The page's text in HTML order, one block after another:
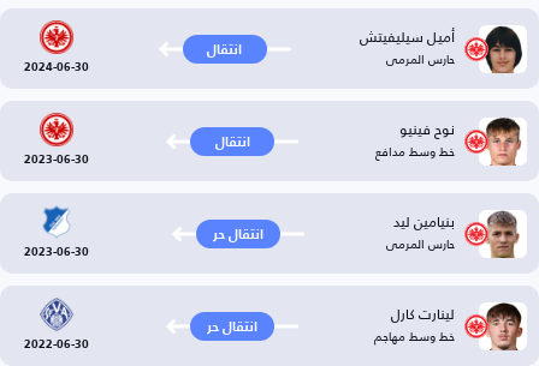
أميل سيليفيتش
حارس المرمى انتقال
2024-06-30
نوح فينيو
خط وسط مدافع انتقال
2023-06-30
بنيامين ليد
حارس المرمى انتقال حر
2023-06-30
لينارت كارل
خط وسط مهاجم انتقال حر
2022-06-30